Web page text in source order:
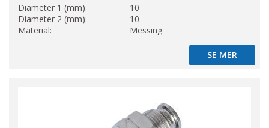
Diameter 1 (mm):
10
Diameter 2 (mm):
10
Material:
Messing
SE MER
SE MER